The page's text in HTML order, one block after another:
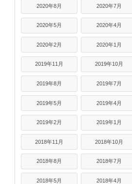
2020年8月 2020年7月
2020年5月 2020年4月
2020年2月 2020年1月
2019年11月 2019年10月
2019年8月 2019年7月
2019年5月 2019年4月
2019年2月 2019年1月
2018年11月 2018年10月
2018年8月 2018年7月
2018年5月 2018年4月